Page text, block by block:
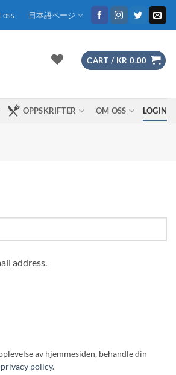
oss 日本語ページ
CART / KR 0.00
OPPSKRIFTER OM OSS LOGIN
address.
av hjemmesiden, behandle din
privacy policy.